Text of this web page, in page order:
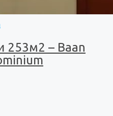
253м2 – Baan